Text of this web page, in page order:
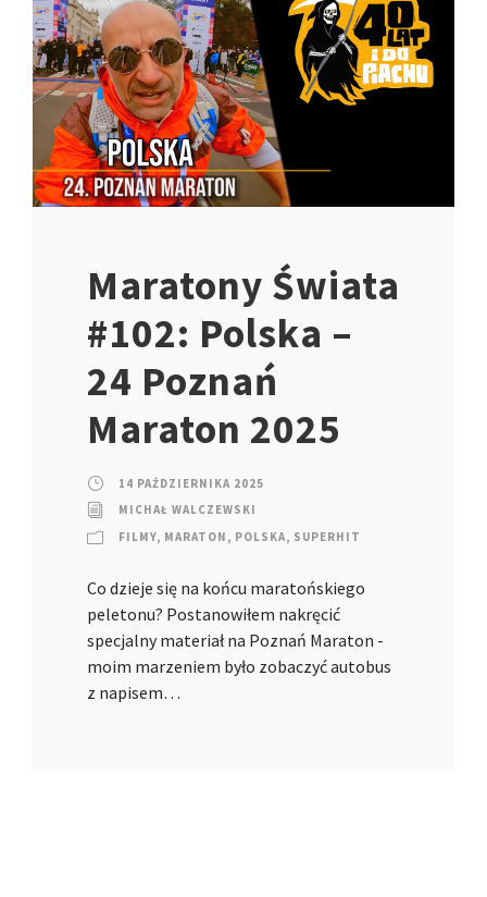
Maratony Świata
#102: Polska –
24 Poznań
Maraton 2025
14 PAŹDZIERNIKA 2025
MICHAŁ WALCZEWSKI
FILMY, MARATON , POLSKA, SUPERHIT
Co dzieje się na końcu maratońskiego
peletonu? Postanowiłem nakręcić
specjalny materiał na Poznań Maraton -
moim marzeniem było zobaczyć autobus
z napisem…